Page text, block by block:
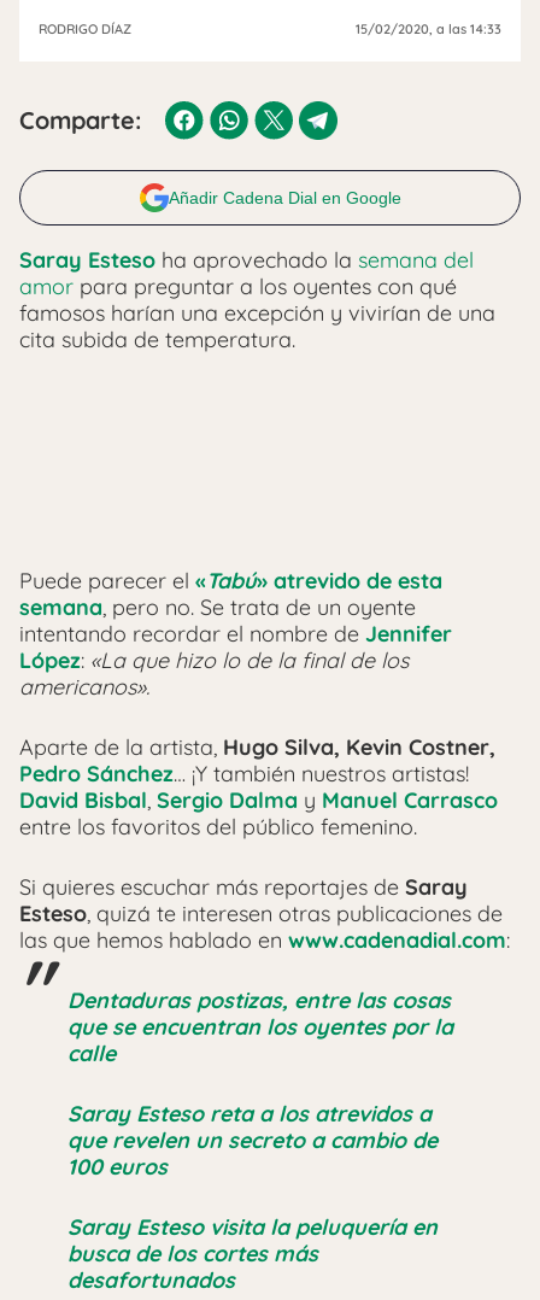
RODRIGO DÍAZ 15/02/2020 , a las 14:33
Comparte:
Añadir Cadena Dial en Google
Saray Esteso ha aprovechado la semana del
amor para preguntar a los oyentes con qué
famosos harían una excepción y vivirían de una
cita subida de temperatura.
Puede parecer el «Tabú» atrevido de esta
semana, pero no. Se trata de un oyente
intentando recordar el nombre de Jennifer
López: «La que hizo lo de la final de los
americanos».
Aparte de la artista, Hugo Silva, Kevin Costner,
Pedro Sánchez… ¡Y también nuestros artistas!
David Bisbal, Sergio Dalma y Manuel Carrasco
entre los favoritos del público femenino.
Si quieres escuchar más reportajes de Saray
Esteso, quizá te interesen otras publicaciones de
las que hemos hablado en www.cadenadial.com:
Dentaduras postizas, entre las cosas
que se encuentran los oyentes por la
calle
Saray Esteso reta a los atrevidos a
que revelen un secreto a cambio de
100 euros
Saray Esteso visita la peluquería en
busca de los cortes más
desafortunados